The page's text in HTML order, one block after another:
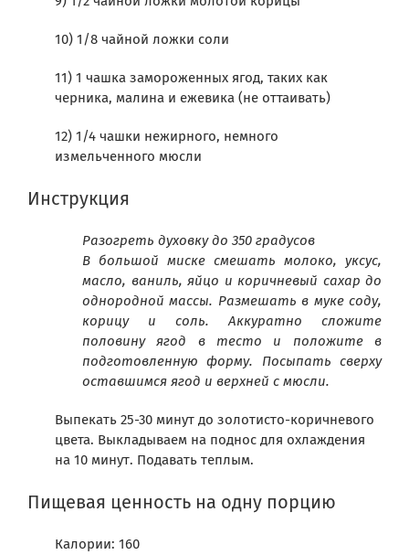
10) 1/8 чайной ложки соли
11) 1 чашка замороженных ягод, таких как
черника, малина и ежевика (не оттаивать)
12) 1/4 чашки нежирного, немного
измельченного мюсли
Инструкция
Разогреть духовку до 350 градусов
В большой миске смешать молоко, уксус,
масло, ваниль, яйцо и коричневый сахар до
однородной массы. Размешать в муке соду,
корицу и соль. Аккуратно сложите
половину ягод в тесто и положите в
подготовленную форму. Посыпать сверху
оставшимся ягод и верхней с мюсли.
Выпекать 25-30 минут до золотисто-коричневого
цвета. Выкладываем на поднос для охлаждения
на 10 минут. Подавать теплым.
Пищевая ценность на одну порцию
Калории: 160